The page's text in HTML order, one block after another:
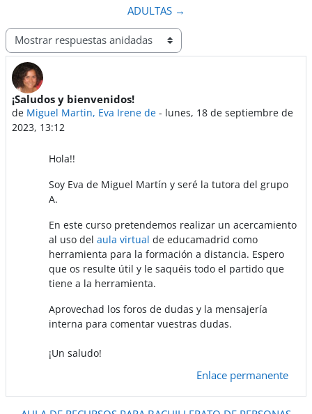
ADULTAS →
Mostrar modo
¡Saludos y bienvenidos!
de Miguel Martin, Eva Irene de - lunes, 18 de septiembre de
2023, 13:12
Número de respuestas: 0
Hola!!
Soy Eva de Miguel Martín y seré la tutora del grupo
A.
En este curso pretendemos realizar un acercamiento
al uso del aula virtual de educamadrid como
herramienta para la formación a distancia. Espero
que os resulte útil y le saquéis todo el partido que
tiene a la herramienta.
Aprovechad los foros de dudas y la mensajería
interna para comentar vuestras dudas.
¡Un saludo!
Enlace permanente